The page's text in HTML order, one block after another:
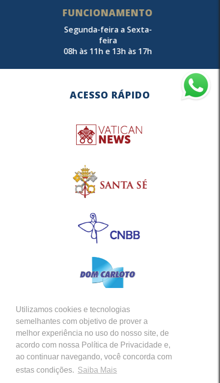
Utilizamos cookies e tecnologias
semelhantes com objetivo de prover a
melhor experiência no uso do nosso site, de
acordo com nossa Política de Privacidade e,
ao continuar navegando, você concorda com
estas condições. Saiba Mais
FUNCIONAMENTO
Segunda-feira a Sexta-
feira
08h às 11h e 13h às 17h
ACESSO RÁPIDO
Siga-nos em nossas Redes Sociais